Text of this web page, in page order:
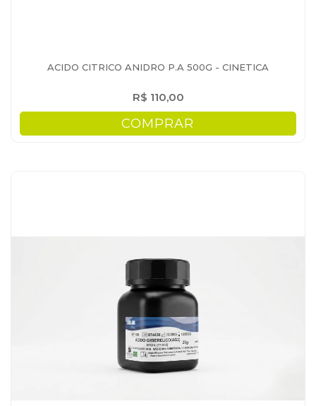
ACIDO CITRICO ANIDRO P.A 500G - CINETICA
R$ 110,00
COMPRAR